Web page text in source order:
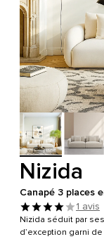
Nizida
Canapé 3 places
1 avis
Nizida séduit par
d’exception garni